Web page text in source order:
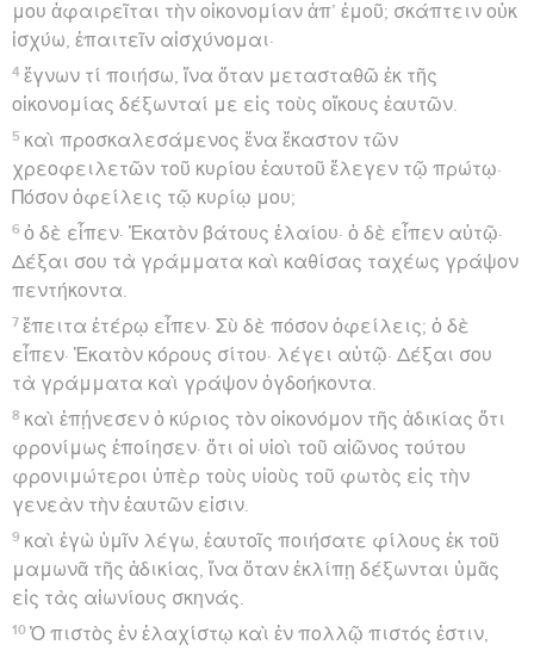
μου ἀφαιρεῖται τὴν οἰκονομίαν ἀπ’ ἐμοῦ; σκάπτειν οὐκ
ἰσχύω, ἐπαιτεῖν αἰσχύνομαι·
4 ἔγνων τί ποιήσω, ἵνα ὅταν μετασταθῶ ἐκ τῆς
οἰκονομίας δέξωνταί με εἰς τοὺς οἴκους ἑαυτῶν.
5 καὶ προσκαλεσάμενος ἕνα ἕκαστον τῶν
χρεοφειλετῶν τοῦ κυρίου ἑαυτοῦ ἔλεγεν τῷ πρώτῳ·
Πόσον ὀφείλεις τῷ κυρίῳ μου;
6 ὁ δὲ εἶπεν· Ἑκατὸν βάτους ἐλαίου· ὁ δὲ εἶπεν αὐτῷ·
Δέξαι σου τὰ γράμματα καὶ καθίσας ταχέως γράψον
πεντήκοντα.
7 ἔπειτα ἑτέρῳ εἶπεν· Σὺ δὲ πόσον ὀφείλεις; ὁ δὲ
εἶπεν· Ἑκατὸν κόρους σίτου· λέγει αὐτῷ· Δέξαι σου
τὰ γράμματα καὶ γράψον ὀγδοήκοντα.
8 καὶ ἐπῄνεσεν ὁ κύριος τὸν οἰκονόμον τῆς ἀδικίας ὅτι
φρονίμως ἐποίησεν· ὅτι οἱ υἱοὶ τοῦ αἰῶνος τούτου
φρονιμώτεροι ὑπὲρ τοὺς υἱοὺς τοῦ φωτὸς εἰς τὴν
γενεὰν τὴν ἑαυτῶν εἰσιν.
9 καὶ ἐγὼ ὑμῖν λέγω, ἑαυτοῖς ποιήσατε φίλους ἐκ τοῦ
μαμωνᾶ τῆς ἀδικίας, ἵνα ὅταν ἐκλίπῃ δέξωνται ὑμᾶς
εἰς τὰς αἰωνίους σκηνάς.
10 Ὁ πιστὸς ἐν ἐλαχίστῳ καὶ ἐν πολλῷ πιστός ἐστιν,